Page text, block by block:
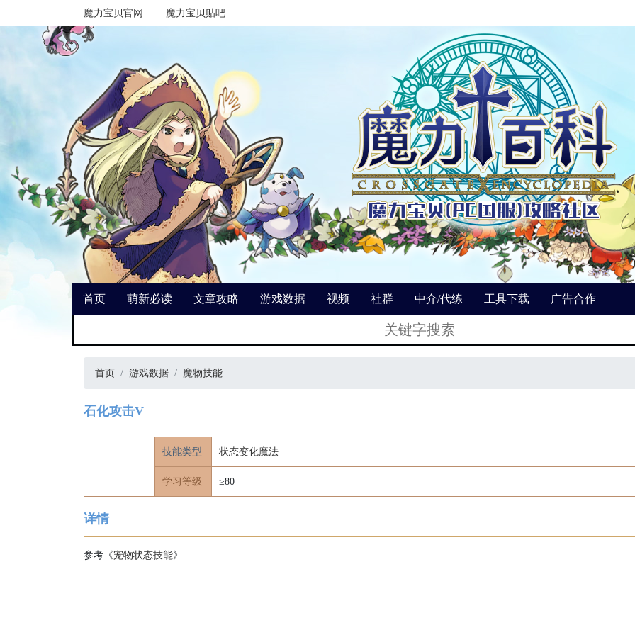
魔力宝贝官网 魔力宝贝贴吧
首页 萌新必读 文章攻略 游戏数据 视频 社群 中介/代练 工具下载 广告合作
首页 游戏数据 魔物技能
石化攻击V
技能类型 状态变化魔法
学习等级 ≥80
详情
参考《宠物状态技能》